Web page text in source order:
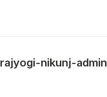
rajyogi-nikunj-admin